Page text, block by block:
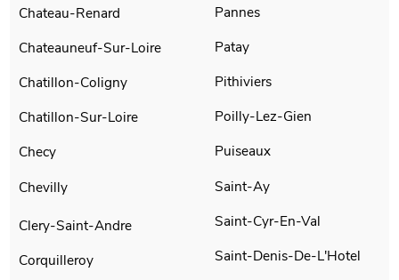
Chateau-Renard
Chateauneuf-Sur-Loire
Chatillon-Coligny
Chatillon-Sur-Loire
Checy
Chevilly
Clery-Saint-Andre
Corquilleroy
Pannes
Patay
Pithiviers
Poilly-Lez-Gien
Puiseaux
Saint-Ay
Saint-Cyr-En-Val
Saint-Denis-De-L'Hotel